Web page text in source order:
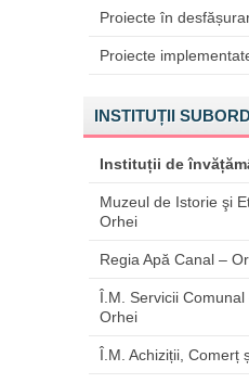
Proiecte în
Proiecte
INSTITUȚII
Instituții de
Muzeul de Istorie şi
Orhei
Regia Apă Canal –
Î.M. Servicii Comunal
Orhei
Î.M. Achiziții, Comerț